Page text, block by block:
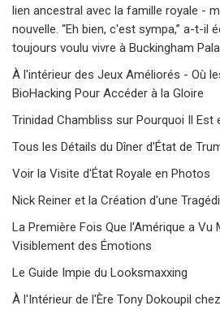
lien ancestral avec la famille royale -
nouvelle. “Eh bien, c'est sympa,” a-t-il
toujours voulu vivre à Buckingham
À l'intérieur des Jeux Améliorés - Où
BioHacking Pour Accéder à la Gloire
Trinidad Chambliss sur Pourquoi Il Est
Tous les Détails du Dîner d'État de
Voir la Visite d'État Royale en Photos
Nick Reiner et la Création d'une
La Première Fois Que l'Amérique a Vu
Visiblement des Émotions
Le Guide Impie du Looksmaxxing
À l'Intérieur de l'Ère Tony Dokoupil